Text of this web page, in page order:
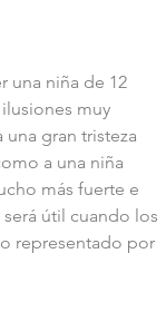
una niña de 12
muy
una gran tristeza
a una niña
más fuerte e
útil cuando los
representado por